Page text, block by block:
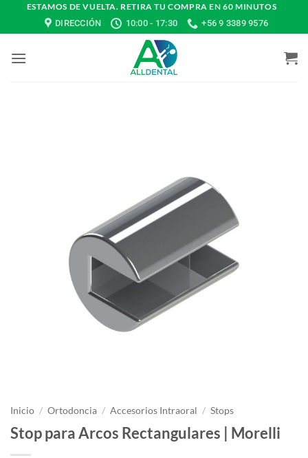
ESTAMOS DE VUELTA. RETIRA TU COMPRA EN 60 MINUTOS
DIRECCIÓN
10:00 - 17:30 +56 9 3389 9576
Inicio / Ortodoncia / Accesorios Intraoral / Stops
Stop para Arcos Rectangulares | Morelli